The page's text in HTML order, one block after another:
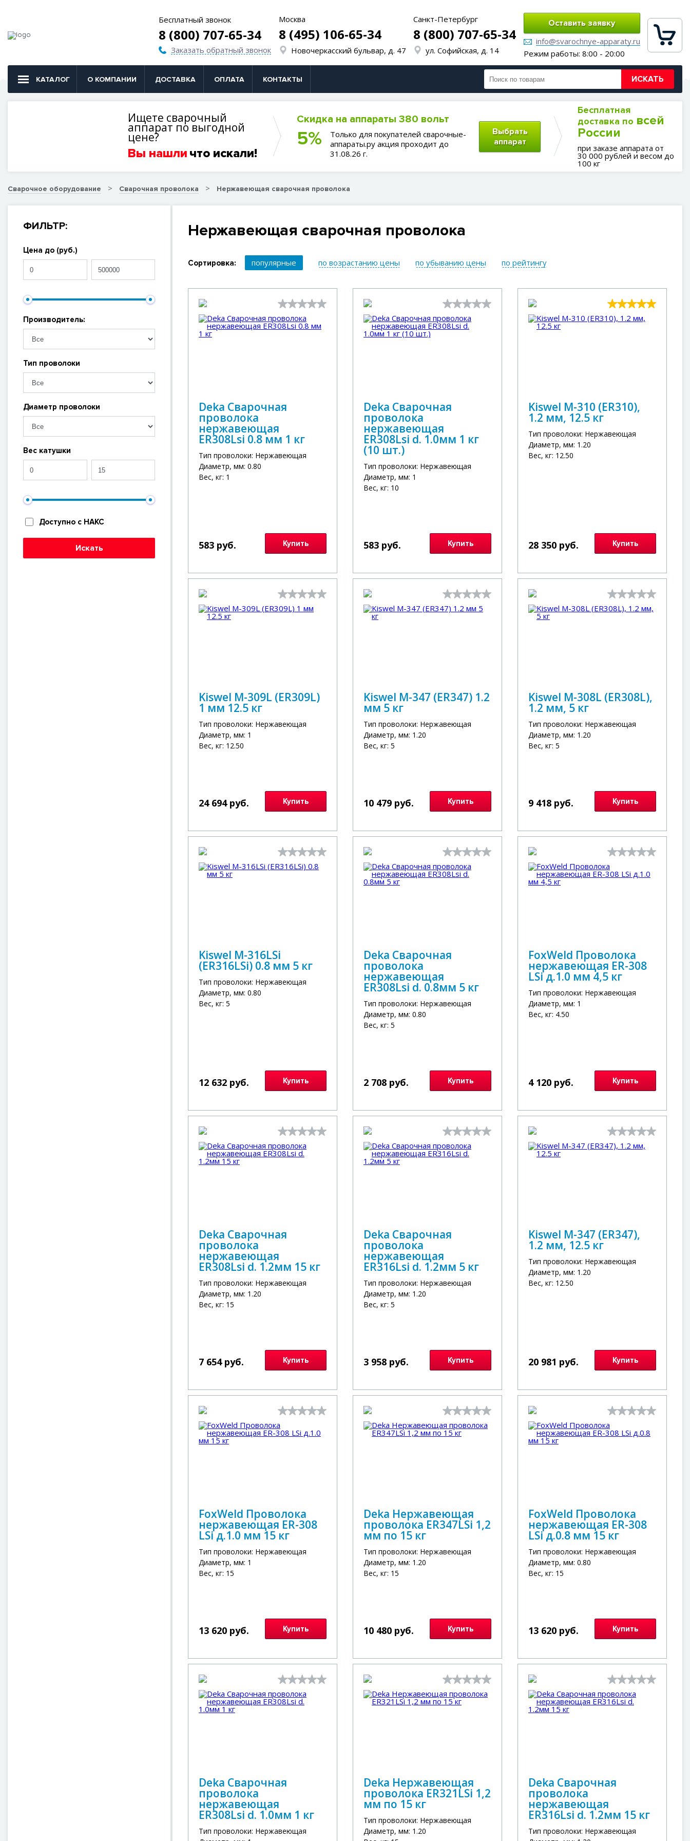
Бесплатный звонок
8 (800) 707-65-34
Заказать обратный звонок
Москва
8 (495) 106-65-34
Новочеркасский бульвар, д. 47
Санкт-Петербург
8 (800) 707-65-34
ул. Софийская, д. 14
Оставить заявку
info@svarochnye-apparaty.ru
Режим работы: 8:00 - 20:00
КАТАЛОГ О КОМПАНИИ ДОСТАВКА ОПЛАТА КОНТАКТЫ ИСКАТЬ
Ищете сварочный
аппарат по выгодной
цене?
Вы нашли что искали!
Скидка на аппараты 380 вольт
5%
Только для покупателей сварочные-
аппараты.ру акция проходит до
31.08.26 г.
Выбрать
аппарат
Бесплатная
доставка по всей
России
при заказе аппарата от
30 000 рублей и весом до
100 кг
Сварочное оборудование Сварочная проволока Нержавеющая сварочная проволока
ФИЛЬТР:
Цена до (руб.)
Производитель:
Тип проволоки
Диаметр проволоки
Вес катушки
Доступно с НАКС
Искать
Нержавеющая сварочная проволока
Сортировка: популярные по возрастанию цены по убыванию цены по рейтингу
Deka Сварочная
проволока
нержавеющая
ER308Lsi 0.8 мм 1 кг
Тип проволоки: Нержавеющая
Диаметр, мм: 0.80
Вес, кг: 1
583 руб. Купить
Deka Сварочная
проволока
нержавеющая
ER308Lsi d. 1.0мм 1 кг
(10 шт.)
Тип проволоки: Нержавеющая
Диаметр, мм: 1
Вес, кг: 10
583 руб. Купить
Kiswel M-310 (ER310),
1.2 мм, 12.5 кг
Тип проволоки: Нержавеющая
Диаметр, мм: 1.20
Вес, кг: 12.50
28 350 руб. Купить
Kiswel M-309L (ER309L)
1 мм 12.5 кг
Тип проволоки: Нержавеющая
Диаметр, мм: 1
Вес, кг: 12.50
24 694 руб. Купить
Kiswel М-347 (ER347) 1.2
мм 5 кг
Тип проволоки: Нержавеющая
Диаметр, мм: 1.20
Вес, кг: 5
10 479 руб. Купить
Kiswel M-308L (ER308L),
1.2 мм, 5 кг
Тип проволоки: Нержавеющая
Диаметр, мм: 1.20
Вес, кг: 5
9 418 руб. Купить
Kiswel M-316LSi
(ER316LSi) 0.8 мм 5 кг
Тип проволоки: Нержавеющая
Диаметр, мм: 0.80
Вес, кг: 5
12 632 руб. Купить
Deka Сварочная
проволока
нержавеющая
ER308Lsi d. 0.8мм 5 кг
Тип проволоки: Нержавеющая
Диаметр, мм: 0.80
Вес, кг: 5
2 708 руб. Купить
FoxWeld Проволока
нержавеющая ER-308
LSi д.1.0 мм 4,5 кг
Тип проволоки: Нержавеющая
Диаметр, мм: 1
Вес, кг: 4.50
4 120 руб. Купить
Deka Сварочная
проволока
нержавеющая
ER308Lsi d. 1.2мм 15 кг
Тип проволоки: Нержавеющая
Диаметр, мм: 1.20
Вес, кг: 15
7 654 руб. Купить
Deka Сварочная
проволока
нержавеющая
ER316Lsi d. 1.2мм 5 кг
Тип проволоки: Нержавеющая
Диаметр, мм: 1.20
Вес, кг: 5
3 958 руб. Купить
Kiswel М-347 (ER347),
1.2 мм, 12.5 кг
Тип проволоки: Нержавеющая
Диаметр, мм: 1.20
Вес, кг: 12.50
20 981 руб. Купить
FoxWeld Проволока
нержавеющая ER-308
LSi д.1.0 мм 15 кг
Тип проволоки: Нержавеющая
Диаметр, мм: 1
Вес, кг: 15
13 620 руб. Купить
Deka Нержавеющая
проволока ER347LSi 1,2
мм по 15 кг
Тип проволоки: Нержавеющая
Диаметр, мм: 1.20
Вес, кг: 15
10 480 руб. Купить
FoxWeld Проволока
нержавеющая ER-308
LSi д.0.8 мм 15 кг
Тип проволоки: Нержавеющая
Диаметр, мм: 0.80
Вес, кг: 15
13 620 руб. Купить
Deka Сварочная
проволока
нержавеющая
ER308Lsi d. 1.0мм 1 кг
Тип проволоки: Нержавеющая
Deka Нержавеющая
проволока ER321LSi 1,2
мм по 15 кг
Тип проволоки: Нержавеющая
Диаметр, мм: 1.20
Deka Сварочная
проволока
нержавеющая
ER316Lsi d. 1.2мм 15 кг
Тип проволоки: Нержавеющая